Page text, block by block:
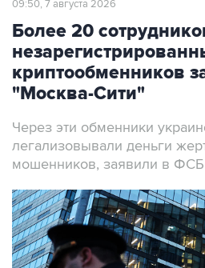
09:50, 7 августа 2026
Более 20
криптообменников
"Москва-Сити"
Через эти обменники
легализовывали деньги
мошенников, заявили в ФСБ